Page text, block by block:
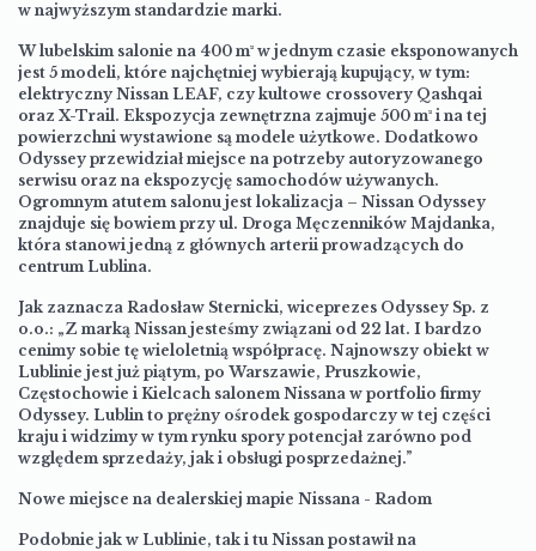
w najwyższym standardzie marki.
W lubelskim salonie na 400 m² w jednym czasie eksponowanych
jest 5 modeli, które najchętniej wybierają kupujący, w tym:
elektryczny Nissan LEAF, czy kultowe crossovery Qashqai
oraz X-Trail. Ekspozycja zewnętrzna zajmuje 500 m² i na tej
powierzchni wystawione są modele użytkowe. Dodatkowo
Odyssey przewidział miejsce na potrzeby autoryzowanego
serwisu oraz na ekspozycję samochodów używanych.
Ogromnym atutem salonu jest lokalizacja – Nissan Odyssey
znajduje się bowiem przy ul. Droga Męczenników Majdanka,
która stanowi jedną z głównych arterii prowadzących do
centrum Lublina.
Jak zaznacza Radosław Sternicki, wiceprezes Odyssey Sp. z
o.o.: „Z marką Nissan jesteśmy związani od 22 lat. I bardzo
cenimy sobie tę wieloletnią współpracę. Najnowszy obiekt w
Lublinie jest już piątym, po Warszawie, Pruszkowie,
Częstochowie i Kielcach salonem Nissana w portfolio firmy
Odyssey. Lublin to prężny ośrodek gospodarczy w tej części
kraju i widzimy w tym rynku spory potencjał zarówno pod
względem sprzedaży, jak i obsługi posprzedażnej.”
Nowe miejsce na dealerskiej mapie Nissana - Radom
Podobnie jak w Lublinie, tak i tu Nissan postawił na